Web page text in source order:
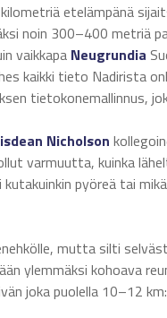
etelämpänä
noin 300–400 metriä
vaikkapa Neugrundia
kaikki tieto Nadirista
tietokonemallinnus,
Nicholson
varmuutta, kuinka
pyöreä tai
mutta silti
ylemmäksi kohoava
joka puolella 10–12